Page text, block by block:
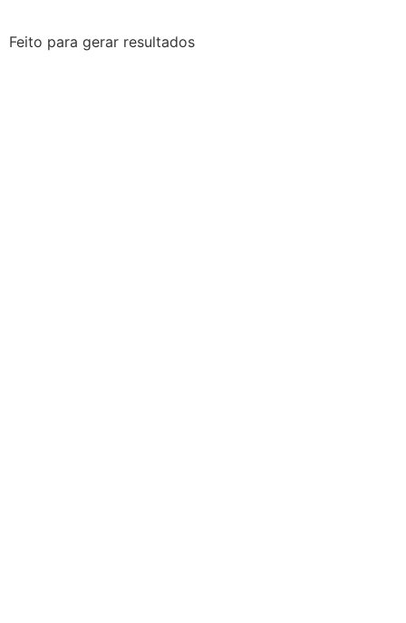
Feito para gerar resultados